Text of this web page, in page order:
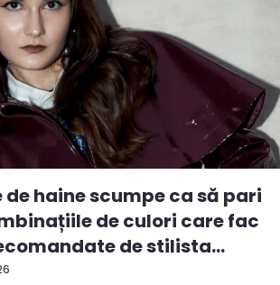
de haine scumpe ca să pari
de culori care fac
de stilista